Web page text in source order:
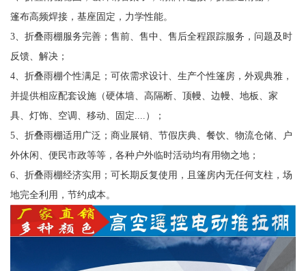
篷布高频焊接，基座固定，力学性能。
3、折叠雨棚服务完善；售前、售中、售后全程跟踪服务，问题及时
反馈、解决；
4、折叠雨棚个性满足；可依需求设计、生产个性篷房，外观典雅，
并提供相应配套设施（硬体墙、高隔断、顶幔、边幔、地板、家
具、灯饰、空调、移动、固定....）；
5、折叠雨棚适用广泛；商业展销、节假庆典、餐饮、物流仓储、户
外休闲、便民市政等等，各种户外临时活动均有用物之地；
6、折叠雨棚经济实用；可长期反复使用，且篷房内无任何支柱，场
地完全利用，节约成本。